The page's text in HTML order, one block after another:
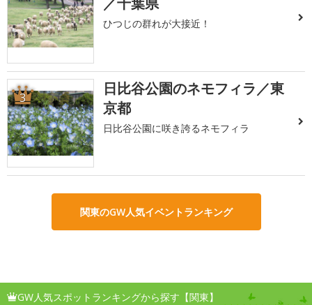
ひつじの群れが大接近！
3
日比谷公園のネモフィラ／東
京都
日比谷公園に咲き誇るネモフィラ
関東のGW人気イベントランキング
GW人気スポットランキングから探す【関東】